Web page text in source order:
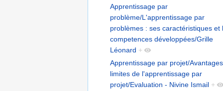
Apprentissage par
problème/L'apprentissage par
problèmes : ses caractéristiques et
competences développées/Grille
Léonard +
Apprentissage par projet/
limites de l'apprentissage par
projet/Evaluation - Nivine Ismail +